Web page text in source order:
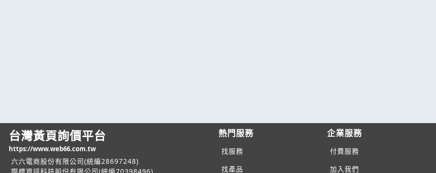
台灣黃頁詢價平台
https://www.web66.com.tw
六六電商股份有限公司(統編28697248)
際標資訊科技股份有限公司(統編70398496)
熱門服務
找服務
找產品
企業服務
付費服務
加入我們